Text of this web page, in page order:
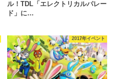
ル！TDL「エレクトリカルパレー
ド」に…
2017年イベント